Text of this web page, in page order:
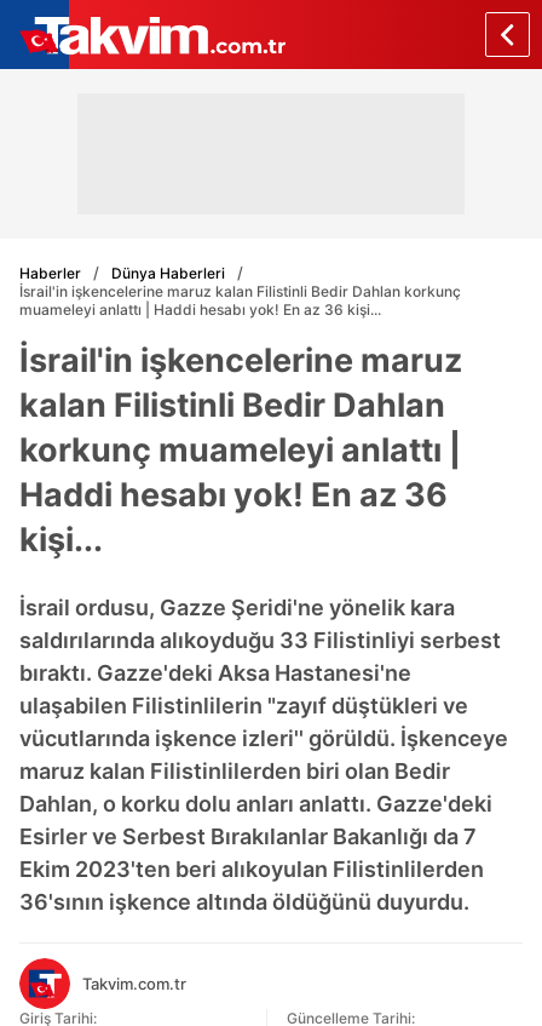
Haberler
Dünya Haberleri
İsrail'in işkencelerine maruz kalan Filistinli Bedir Dahlan korkunç
muameleyi anlattı | Haddi hesabı yok! En az 36 kişi...
İsrail'in işkencelerine maruz
kalan Filistinli Bedir Dahlan
korkunç muameleyi anlattı |
Haddi hesabı yok! En az 36
kişi...
İsrail ordusu, Gazze Şeridi'ne yönelik kara
saldırılarında alıkoyduğu 33 Filistinliyi serbest
bıraktı. Gazze'deki Aksa Hastanesi'ne
ulaşabilen Filistinlilerin "zayıf düştükleri ve
vücutlarında işkence izleri'' görüldü. İşkenceye
maruz kalan Filistinlilerden biri olan Bedir
Dahlan, o korku dolu anları anlattı. Gazze'deki
Esirler ve Serbest Bırakılanlar Bakanlığı da 7
Ekim 2023'ten beri alıkoyulan Filistinlilerden
36'sının işkence altında öldüğünü duyurdu.
Takvim.com.tr
Giriş Tarihi:
Güncelleme Tarihi: